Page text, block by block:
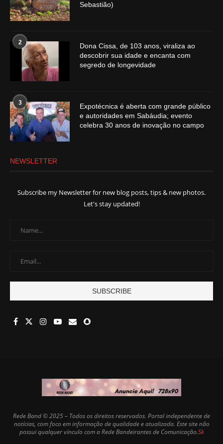
Sebastião)
2
Dona Cissa, de 103 anos, viraliza ao
descobrir sua idade e encanta com
segredo de longevidade
3
Expotécnica é aberta com grande público
e autoridades em Sabáudia; evento
celebra 30 anos de inovação no campo
NEWSLETTER
Subscribe my Newsletter for new blog posts, tips & new photos.
Let's stay updated!
Rede Band © 2025 – Todos os direitos reservados. Portal independente de
notícias, com foco em informação de qualidade e atualizada. Este site não
possui qualquer vínculo com a Rede Bandeirantes de Comunicação.Sk